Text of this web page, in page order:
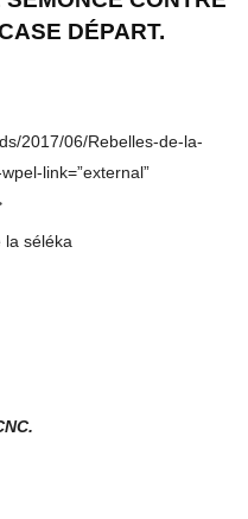
DÉPART.
2017/06/Rebelles-de-la-
link=”external”